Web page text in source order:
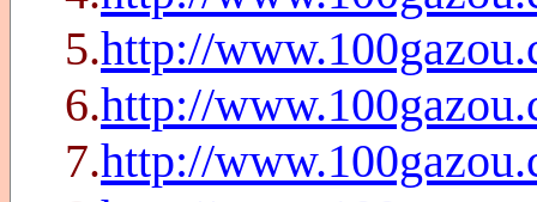
5.http://
6.http://
7.http://